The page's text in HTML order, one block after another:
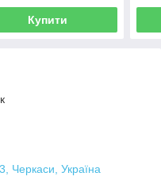
Купити
Черкаси, Україна